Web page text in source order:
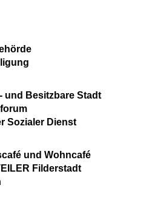
und Besitzbare Stadt
Sozialer Dienst
und Wohncafé
Filderstadt